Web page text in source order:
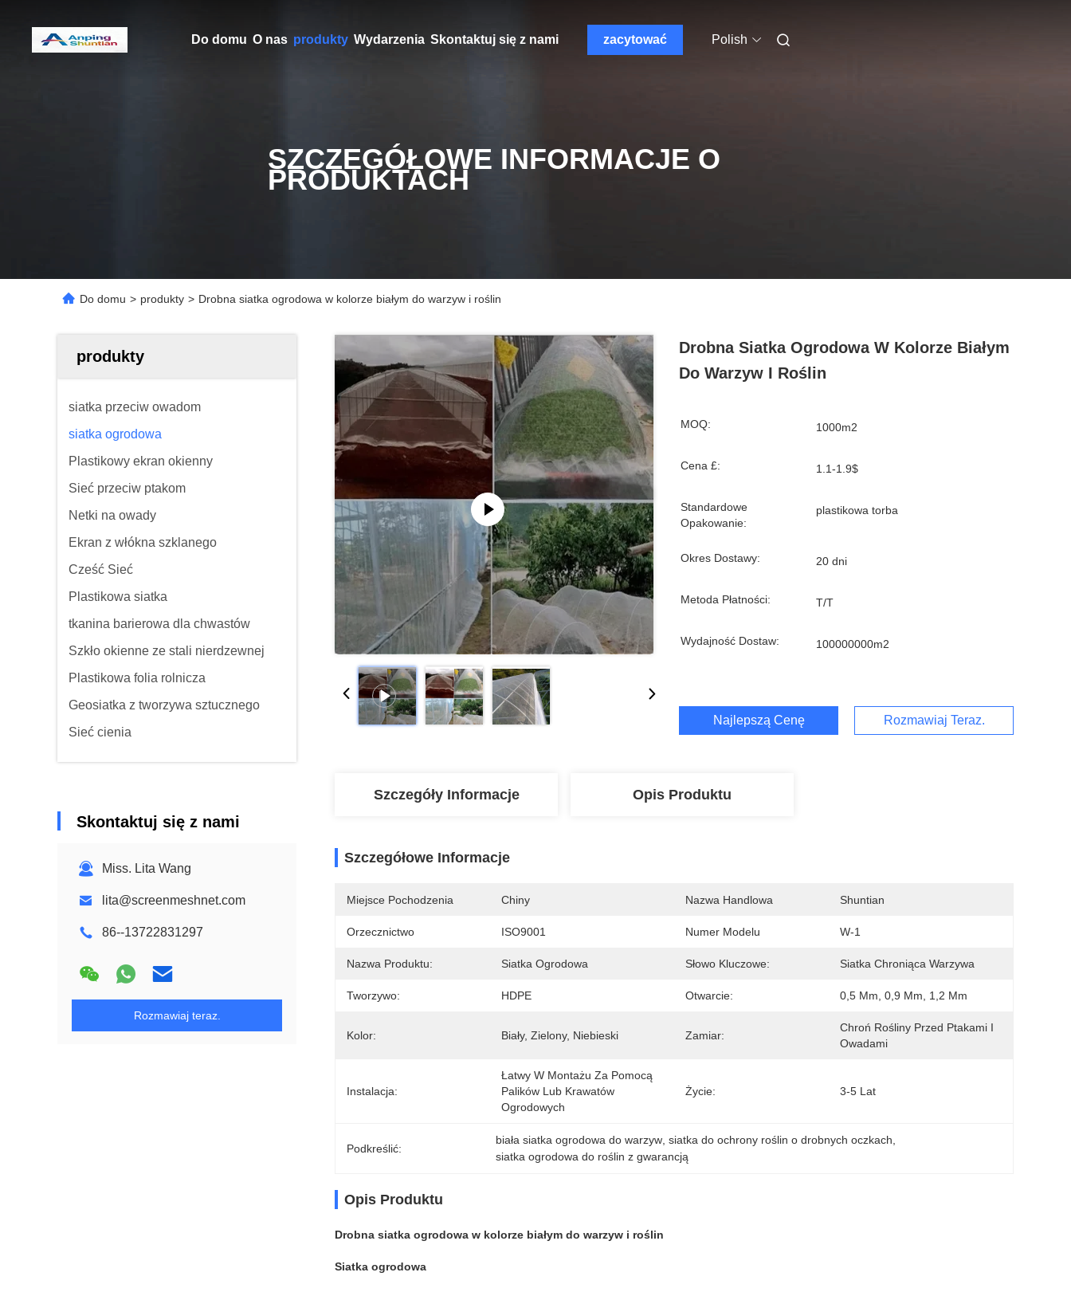
Do domu O nas produkty Wydarzenia Skontaktuj się z nami zacytować Polish
SZCZEGÓŁOWE INFORMACJE O
PRODUKTACH
Do domu > produkty > Drobna siatka ogrodowa w kolorze białym do warzyw i roślin
produkty
siatka przeciw owadom
siatka ogrodowa
Plastikowy ekran okienny
Sieć przeciw ptakom
Netki na owady
Ekran z włókna szklanego
Cześć Sieć
Plastikowa siatka
tkanina barierowa dla chwastów
Szkło okienne ze stali nierdzewnej
Plastikowa folia rolnicza
Geosiatka z tworzywa sztucznego
Sieć cienia
Skontaktuj się z nami
Miss. Lita Wang
lita@screenmeshnet.com
86--13722831297
Rozmawiaj teraz.
Drobna Siatka Ogrodowa W Kolorze Białym
Do Warzyw I Roślin
MOQ: 1000m2
Cena £: 1.1-1.9$
Standardowe
Opakowanie:
plastikowa torba
Okres Dostawy: 20 dni
Metoda Płatności: T/T
Wydajność Dostaw: 100000000m2
Najlepszą Cenę Rozmawiaj Teraz.
Szczegóły Informacje Opis Produktu
Szczegółowe Informacje
Miejsce Pochodzenia Chiny Nazwa Handlowa Shuntian
Orzecznictwo ISO9001 Numer Modelu W-1
Nazwa Produktu: Siatka Ogrodowa Słowo Kluczowe: Siatka Chroniąca Warzywa
Tworzywo: HDPE Otwarcie: 0,5 Mm, 0,9 Mm, 1,2 Mm
Kolor: Biały, Zielony, Niebieski Zamiar:
Chroń Rośliny Przed Ptakami I
Owadami
Instalacja:
Łatwy W Montażu Za Pomocą
Palików Lub Krawatów
Ogrodowych
Życie: 3-5 Lat
Podkreślić:
biała siatka ogrodowa do warzyw , siatka do ochrony roślin o drobnych oczkach
siatka ogrodowa do roślin z gwarancją
Opis Produktu
Drobna siatka ogrodowa w kolorze białym do warzyw i roślin
Siatka ogrodowa